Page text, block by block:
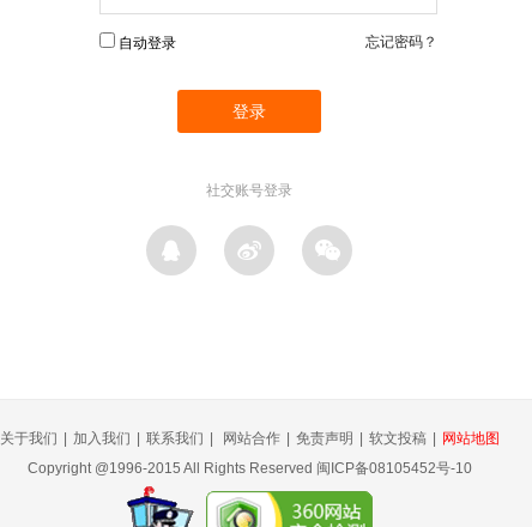
自动登录 忘记密码？
社交账号登录
关于我们 加入我们 联系我们 网站合作 免责声明 软文投稿
网站地图
Copyright @1996-2015 All Rights Reserved 闽ICP备08105452号-10